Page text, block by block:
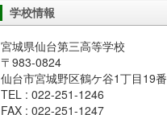
学校情報
宮城県仙台第三高等学校
〒983-0824
仙台市宮城野区鶴ケ谷1丁目19番
TEL : 022-251-1246
FAX : 022-251-1247